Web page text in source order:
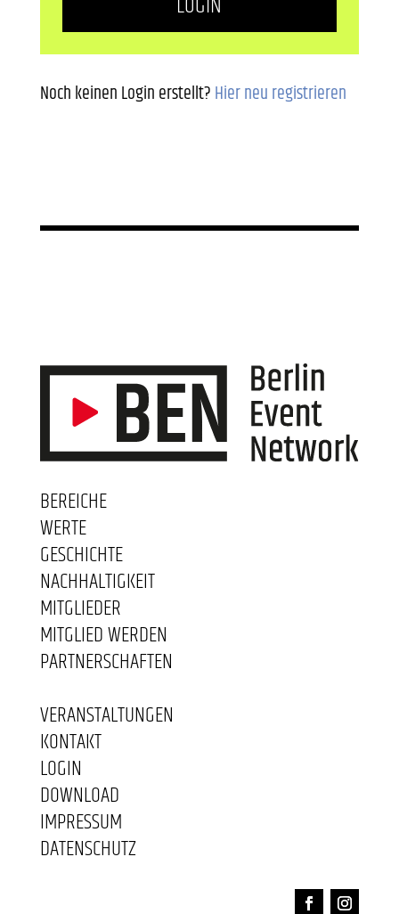
Noch keinen Login erstellt?Hier neu registrieren
BEREICHE
WERTE
GESCHICHTE
NACHHALTIGKEIT
MITGLIEDER
MITGLIED WERDEN
PARTNERSCHAFTEN
VERANSTALTUNGEN
KONTAKT
LOGIN
DOWNLOAD
IMPRESSUM
DATENSCHUTZ